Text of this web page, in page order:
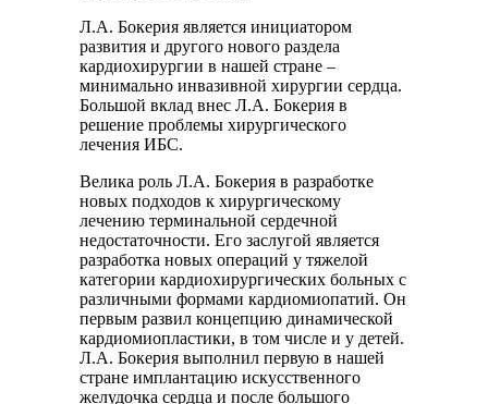
Л.А. Бокерия является инициатором
развития и другого нового раздела
кардиохирургии в нашей стране –
минимально инвазивной хирургии сердца.
Большой вклад внес Л.А. Бокерия в
решение проблемы хирургического
лечения ИБС.
Велика роль Л.А. Бокерия в разработке
новых подходов к хирургическому
лечению терминальной сердечной
недостаточности. Его заслугой является
разработка новых операций у тяжелой
категории кардиохирургических больных с
различными формами кардиомиопатий. Он
первым развил концепцию динамической
кардиомиопластики, в том числе и у детей.
Л.А. Бокерия выполнил первую в нашей
стране имплантацию искусственного
желудочка сердца и после большого